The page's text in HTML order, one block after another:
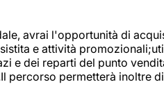
avrai l'opportunità di
e attività
e dei reparti del punto
percorso permetterà inoltre